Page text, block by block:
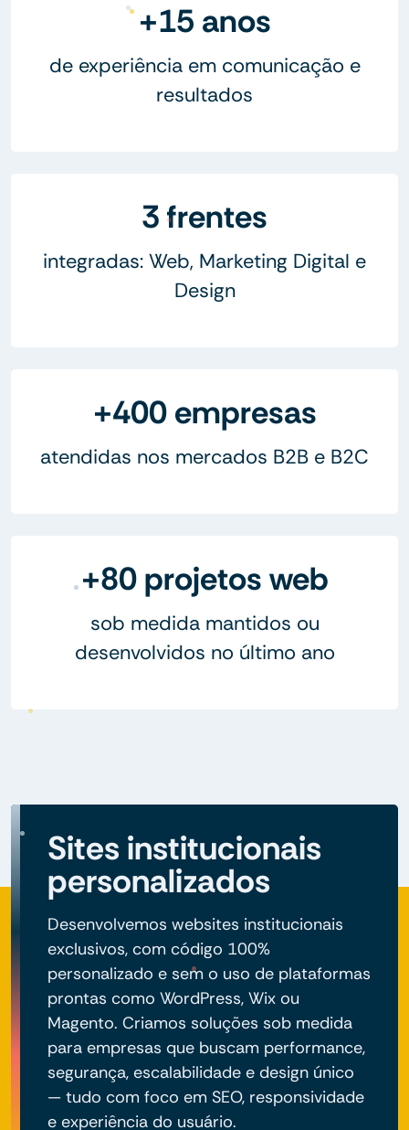
+15 anos
de experiência em comunicação e
resultados
3 frentes
integradas: Web, Marketing Digital e
Design
+400 empresas
atendidas nos mercados B2B e B2C
+80 projetos web
sob medida mantidos ou
desenvolvidos no último ano
Sites institucionais
personalizados
Desenvolvemos websites institucionais
exclusivos, com código 100%
personalizado e sem o uso de plataformas
prontas como WordPress, Wix ou
Magento. Criamos soluções sob medida
para empresas que buscam performance,
segurança, escalabilidade e design único
— tudo com foco em SEO, responsividade
e experiência do usuário.